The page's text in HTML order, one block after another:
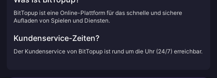
BitTopup ist eine Online-Plattform für das schnelle und sichere
Aufladen von Spielen und Diensten.
Kundenservice-Zeiten?
Der Kundenservice von BitTopup ist rund um die Uhr (24/7) erreichbar.